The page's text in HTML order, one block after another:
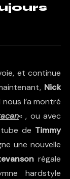
et continue
Nick
l’a montré
« , ou avec
de Timmy
une nouvelle
régale
hardstyle